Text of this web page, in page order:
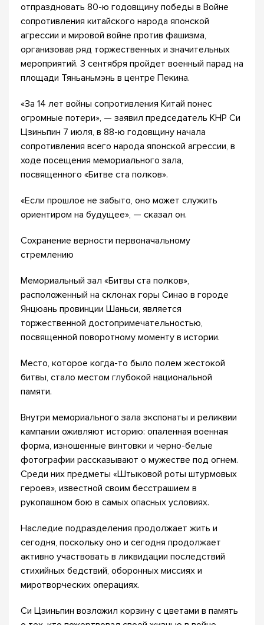
отпраздновать 80-ю годовщину победы в Войне
сопротивления китайского народа японской
агрессии и мировой войне против фашизма,
организовав ряд торжественных и значительных
мероприятий. 3 сентября пройдет военный парад на
площади Тяньаньмэнь в центре Пекина.
«За 14 лет войны сопротивления Китай понес
огромные потери», — заявил председатель КНР Си
Цзиньпин 7 июля, в 88-ю годовщину начала
сопротивления всего народа японской агрессии, в
ходе посещения мемориального зала,
посвященного «Битве ста полков».
«Если прошлое не забыто, оно может служить
ориентиром на будущее», — сказал он.
Сохранение верности первоначальному
стремлению
Мемориальный зал «Битвы ста полков»,
расположенный на склонах горы Синао в городе
Янцюань провинции Шаньси, является
торжественной достопримечательностью,
посвященной поворотному моменту в истории.
Место, которое когда-то было полем жестокой
битвы, стало местом глубокой национальной
памяти.
Внутри мемориального зала экспонаты и реликвии
кампании оживляют историю: опаленная военная
форма, изношенные винтовки и черно-белые
фотографии рассказывают о мужестве под огнем.
Среди них предметы «Штыковой роты штурмовых
героев», известной своим бесстрашием в
рукопашном бою в самых опасных условиях.
Наследие подразделения продолжает жить и
сегодня, поскольку оно и сегодня продолжает
активно участвовать в ликвидации последствий
стихийных бедствий, оборонных миссиях и
миротворческих операциях.
Си Цзиньпин возложил корзину с цветами в память